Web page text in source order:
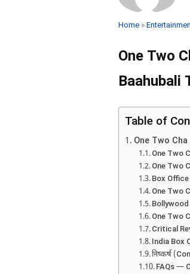
Home »
One Two
Baahubali
Table of
One Two Cha
One Two
One Two
Box
One Two
One Two
Critical
India Box
निष्कर्ष
FAQs —